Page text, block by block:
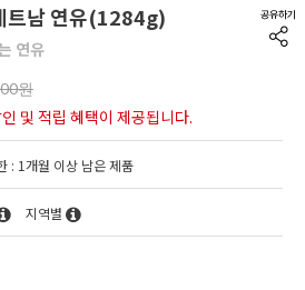
트남 연유(1284g)
연유
원
및 적립 혜택이 제공됩니다.
: 1개월 이상 남은 제품
지역별